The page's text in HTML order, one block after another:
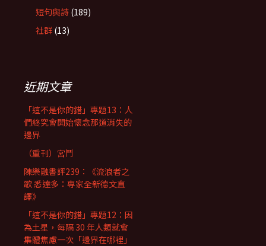
短句與詩 (189)
社群 (13)
近期文章
「這不是你的錯」專題13：人
們終究會開始懷念那道消失的
邊界
（重刊）宮鬥
陳樂融書評239：《流浪者之
歌 悉達多：專家全新德文直
譯》
「這不是你的錯」專題12：因
為土星，每隔 30 年人類就會
集體焦慮一次「邊界在哪裡」